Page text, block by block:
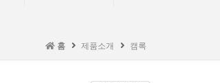
홈 제품소개 캠록